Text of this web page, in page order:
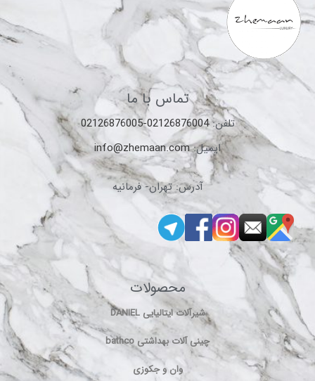
تماس با ما
تلفن:02126876004-02126876005
ایمیل:info@zhemaan.com
آدرس: تهران- فرمانیه
محصولات
شیرآلات ایتالیایی DANIEL
چینی آلات بهداشتی bathco
وان و جکوزی